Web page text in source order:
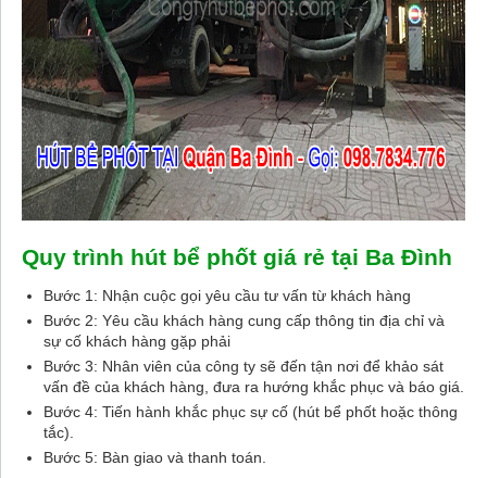
Quy trình hút bể phốt giá rẻ tại Ba Đình
Bước 1: Nhận cuộc gọi yêu cầu tư vấn từ khách hàng
Bước 2: Yêu cầu khách hàng cung cấp thông tin địa chỉ và
sự cố khách hàng gặp phải
Bước 3: Nhân viên của công ty sẽ đến tận nơi để khảo sát
vấn đề của khách hàng, đưa ra hướng khắc phục và báo giá.
Bước 4: Tiến hành khắc phục sự cố (hút bể phốt hoặc thông
tắc).
Bước 5: Bàn giao và thanh toán.